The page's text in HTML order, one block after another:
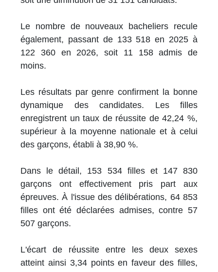
Le nombre de nouveaux bacheliers recule
également, passant de 133 518 en 2025 à
122 360 en 2026, soit 11 158 admis de
moins.
Les résultats par genre confirment la bonne
dynamique des candidates. Les filles
enregistrent un taux de réussite de 42,24 %,
supérieur à la moyenne nationale et à celui
des garçons, établi à 38,90 %.
Dans le détail, 153 534 filles et 147 830
garçons ont effectivement pris part aux
épreuves. À l'issue des délibérations, 64 853
filles ont été déclarées admises, contre 57
507 garçons.
L'écart de réussite entre les deux sexes
atteint ainsi 3,34 points en faveur des filles,